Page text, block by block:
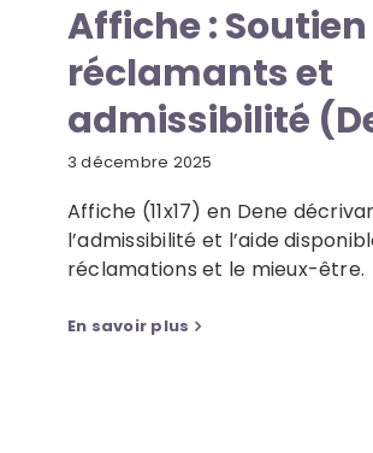
Affiche :
réclamants et
admissibilité
3 décembre 2025
Affiche (11x17) en Dene
l’admissibilité et l’aide
réclamations et le mieux-être.
En savoir plus